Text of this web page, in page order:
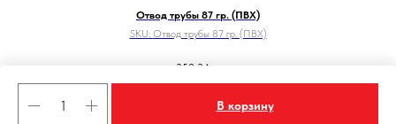
В корзину
Отвод трубы 87 гр. (ПВХ)
SKU: Отвод трубы 87 гр. (ПВХ)
358,34
Добавить в корзину